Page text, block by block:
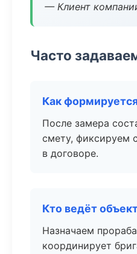
— Клиент
Часто
Как
После замера
смету, фиксируем
в договоре.
Кто ведёт
Назначаем
координирует